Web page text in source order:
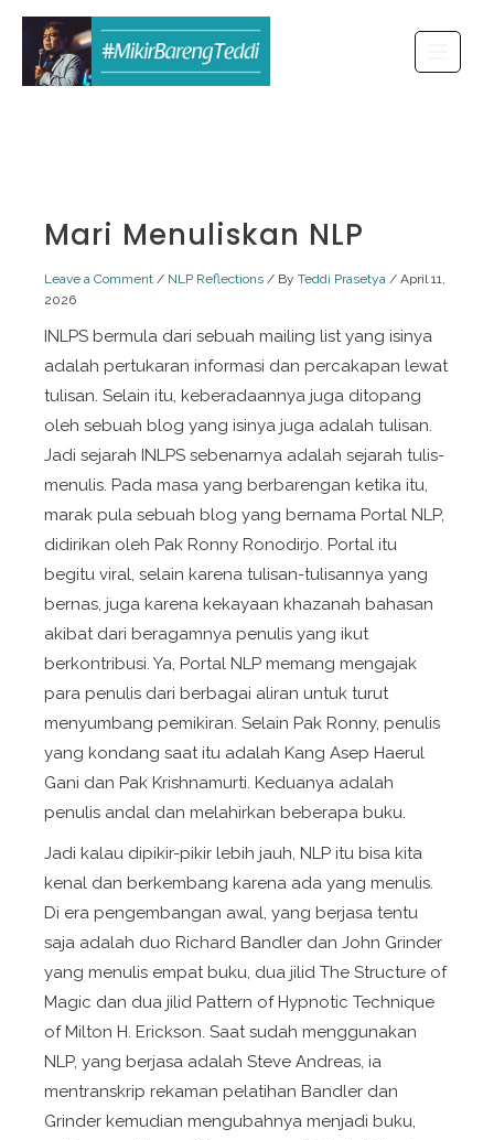
Skip
content
Mari Menuliskan NLP
Leave a Comment / NLP Reflections / By Teddi Prasetya / April 11,
2026
INLPS bermula dari sebuah mailing listyang isinya
adalah pertukaran informasi dan percakapan lewat
tulisan. Selain itu, keberadaannya juga ditopang
oleh sebuah blog yang isinya juga adalah tulisan.
Jadi sejarah INLPS sebenarnya adalah sejarah tulis-
menulis. Pada masa yang berbarengan ketika itu,
marak pula sebuah blog yang bernama Portal NLP,
didirikan oleh Pak Ronny Ronodirjo. Portal itu
begitu viral, selain karena tulisan-tulisannya yang
bernas, juga karena kekayaan khazanah bahasan
akibat dari beragamnya penulis yang ikut
berkontribusi. Ya, Portal NLP memang mengajak
para penulis dari berbagai aliran untuk turut
menyumbang pemikiran. Selain Pak Ronny, penulis
yang kondang saat itu adalah Kang Asep Haerul
Gani dan Pak Krishnamurti. Keduanya adalah
penulis andal dan melahirkan beberapa buku.
Jadi kalau dipikir-pikir lebih jauh, NLP itu bisa kita
kenal dan berkembang karena ada yang menulis.
Di era pengembangan awal, yang berjasa tentu
saja adalah duo Richard Bandler dan John Grinder
yang menulis empat buku, dua jilid The Structure of
Magic dan dua jilid Pattern of Hypnotic Technique
of Milton H. Erickson. Saat sudah menggunakan
NLP, yang berjasa adalah Steve Andreas, ia
mentranskrip rekaman pelatihan Bandler dan
Grinder kemudian mengubahnya menjadi buku,